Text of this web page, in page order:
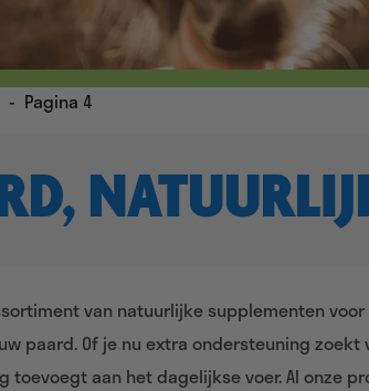
- Pagina 4
van natuurlijke supplementen
paard. Of je nu extra ondersteuning
toevoegt aan het dagelijkse voer. Al